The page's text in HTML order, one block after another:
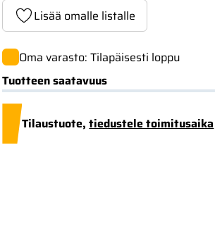
Lisää omalle listalle
Oma varasto: Tilapäisesti loppu
Tuotteen saatavuus
Tilaustuote,tiedustele toimitusaika